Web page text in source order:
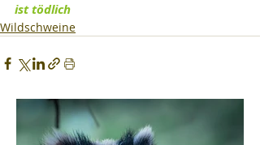
ist tödlich
Wildschweine